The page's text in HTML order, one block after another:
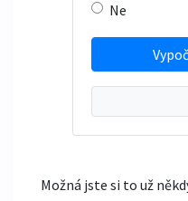
Ne
Možná jste si to už